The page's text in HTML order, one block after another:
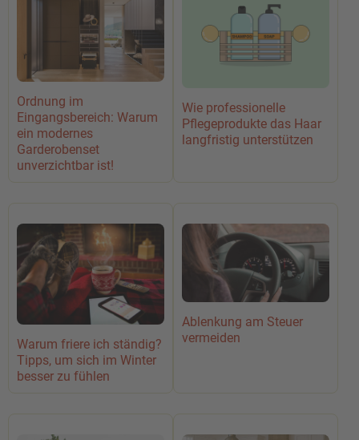
Ordnung im
Eingangsbereich: Warum
ein modernes
Garderobenset
unverzichtbar ist!
Wie professionelle
Pflegeprodukte das Haar
langfristig unterstützen
Warum friere ich ständig?
Tipps, um sich im Winter
besser zu fühlen
Ablenkung am Steuer
vermeiden